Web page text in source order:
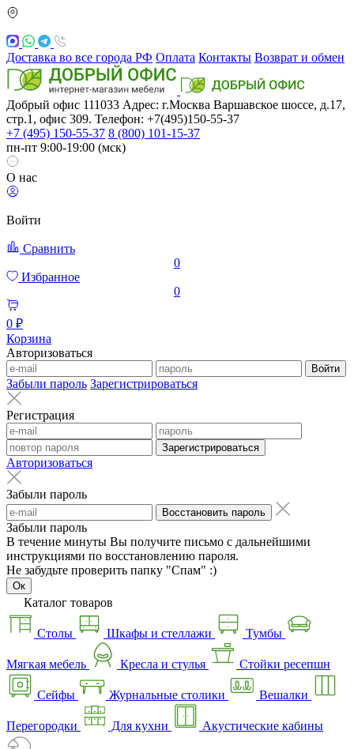
Доставка во все города РФ Оплата Контакты Возврат и обмен
Добрый офис 111033 Адрес: г.Москва Варшавское шоссе, д.17,
стр.1, офис 309. Телефон: +7(495)150-55-37
+7 (495) 150-55-37 8 (800) 101-15-37
пн-пт 9:00-19:00 (мск)
О нас
Войти
Сравнить
0
Избранное
0
0 ₽
Корзина
Авторизоваться
Войти
Забыли пароль Зарегистрироваться
Регистрация
Зарегистрироваться
Авторизоваться
Забыли пароль
Восстановить пароль
Забыли пароль
В течение минуты Вы получите письмо с дальнейшими
инструкциями по восстановлению пароля.
Не забудьте проверить папку "Спам" :)
Ок
Каталог товаров
Столы Шкафы и стеллажи Тумбы
Мягкая мебель Кресла и стулья Стойки ресепшн
Сейфы Журнальные столики Вешалки
Перегородки Для кухни Акустические кабины